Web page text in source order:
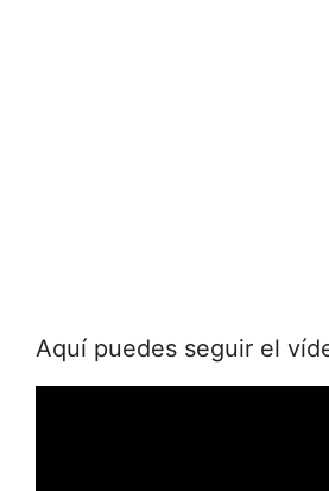
Aquí puedes seguir el